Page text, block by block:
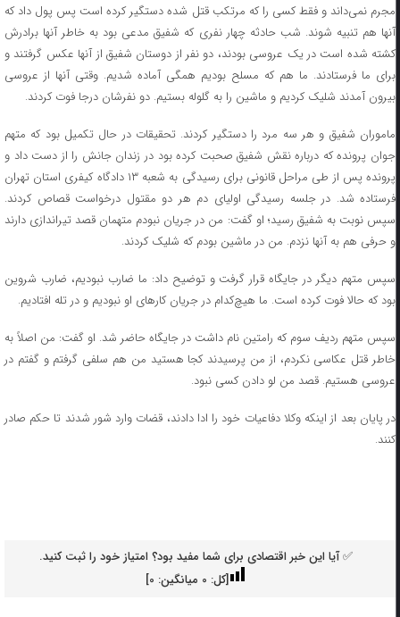
مجرم نمی‌داند و فقط کسی را که مرتکب قتل شده دستگیر کرده است پس پول داد که
آنها هم تنبیه شوند. شب حادثه چهار نفری که شفیق مدعی بود به خاطر آنها برادرش
کشته شده است در یک عروسی بودند، دو نفر از دوستان شفیق از آنها عکس گرفتند و
برای ما فرستادند. ما هم که مسلح بودیم همگی آماده شدیم. وقتی آنها از عروسی
بیرون آمدند شلیک کردیم و ماشین را به گلوله بستیم. دو نفرشان درجا فوت کردند.
ماموران شفیق و هر سه مرد را دستگیر کردند. تحقیقات در حال تکمیل بود که متهم
جوان پرونده که درباره نقش شفیق صحبت کرده بود در زندان جانش را از دست داد و
پرونده پس از طی مراحل قانونی برای رسیدگی به شعبه ۱۳ دادگاه کیفری استان تهران
فرستاده شد. در جلسه رسیدگی اولیای دم هر دو مقتول درخواست قصاص کردند.
سپس نوبت به شفیق رسید؛ او گفت: من در جریان نبودم متهمان قصد تیراندازی دارند
و حرفی هم به آنها نزدم. من در ماشین بودم که شلیک کردند.
سپس متهم دیگر در جایگاه قرار گرفت و توضیح داد: ما ضارب نبودیم، ضارب شروین
بود که حالا فوت کرده است. ما هیچ‌کدام در جریان کار‌های او نبودیم و در تله افتادیم.
سپس متهم ردیف سوم که رامتین نام داشت در جایگاه حاضر شد. او گفت: من اصلاً به
خاطر قتل عکاسی نکردم، از من پرسیدند کجا هستید من هم سلفی گرفتم و گفتم در
عروسی هستیم. قصد من لو دادن کسی نبود.
در پایان بعد از اینکه وکلا دفاعیات خود را ادا دادند، قضات وارد شور شدند تا حکم صادر
کنند.
✅ آیا این خبر اقتصادی برای شما مفید بود؟ امتیاز خود را ثبت کنید.
[کل: 0میانگین: 0
]